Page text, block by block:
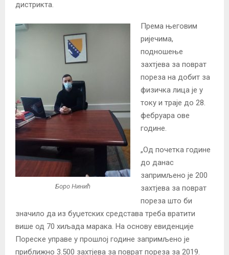
дистрикта.
Боро Нинић
Према његовим
ријечима,
подношење
захтјева за поврат
пореза на добит за
физичка лица је у
току и траје до 28.
фебруара ове
године.
„Од почетка године
до данас
запримљено је 200
захтјева за поврат
пореза што би
значило да из буџетских средстава треба вратити
више од 70 хиљада марака. На основу евиденције
Пореске управе у прошлој године запримљено је
приближно 3.500 захтјева за поврат пореза за 2019.